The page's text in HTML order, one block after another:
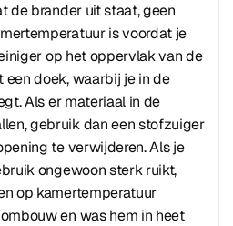
de brander uit staat, geen
is voordat je
op het oppervlak van de
een doek, waarbij je in de
Als er materiaal in de
gebruik dan een stofzuiger
te verwijderen. Als je
ongewoon sterk ruikt,
op kamertemperatuur
en was hem in heet